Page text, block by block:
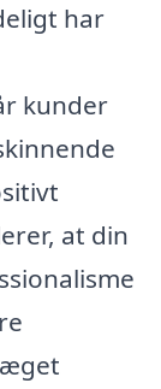
har
kunder
at din